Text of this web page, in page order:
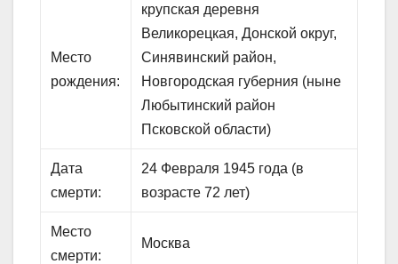
Место
рождения:
крупская деревня
Великорецкая, Донской округ,
Синявинский район,
Новгородская губерния (ныне
Любытинский район
Псковской области)
Дата
смерти:
24 Февраля 1945 года (в
возрасте 72 лет)
Место
смерти:
Москва